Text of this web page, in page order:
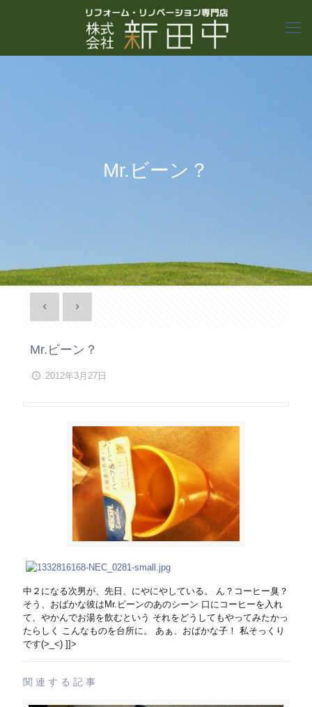
Mr.ビーン？
Mr.ビーン？
2012年3月27日
中２になる次男が、先日、にやにやしている。 ん？コーヒー臭？
そう、おばかな彼はMr.ビーンのあのシーン 口にコーヒーを入れ
て、やかんでお湯を飲むという それをどうしてもやってみたかっ
たらしく こんなものを台所に。 あぁ、おばかな子！ 私そっくり
です(>_<) ]]>
関連する記事